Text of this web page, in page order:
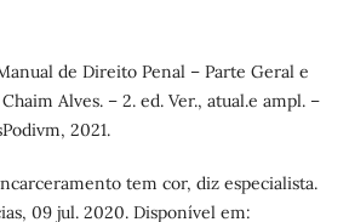
de Direito Penal – Parte Geral e
Alves. – 2. ed. Ver., atual.e ampl. –
2021.
tem cor, diz especialista.
09 jul. 2020. Disponível em: